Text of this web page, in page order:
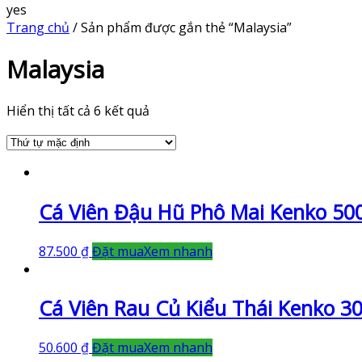
yes
Trang chủ / Sản phẩm được gắn thẻ “Malaysia”
Malaysia
Hiển thị tất cả 6 kết quả
Cá Viên Đậu Hũ Phô Mai Kenko
87.500 ₫Đặt muaXem nhanh
Cá Viên Rau Củ Kiểu Thái Kenko
50.600 ₫Đặt muaXem nhanh